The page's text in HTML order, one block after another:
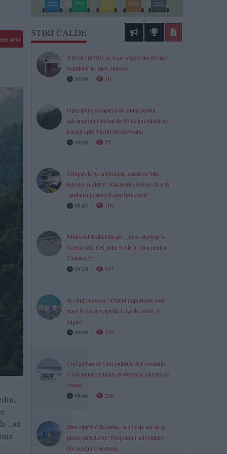
text
„un
STIRI CALDE
STEAG ROȘU pe toate plajele din Eforie!
Scăldatul în mare, interzis
10:04
10
Operațiune complexă în munți pentru
salvarea unui bărbat de 80 de ani rătăcit pe
traseul spre Vârful Moldoveanu
10:00
55
Echipaj de pe ambulanță, atacat cu bâte,
topoare şi pietre! Atacatorii credeau că ar fi
„ambulanţa neagră care fură copii”
09:47
109
Ministrul Radu Miruță - „8cm câștigați la
Cernavodă. Cel puțin 9 zile în plus pentru
Unitatea 2“
09:25
157
Te simți norocos? Premii importante sunt
puse în joc la tragerile Loto de astăzi, 9
august
09:06
158
Cod galben de vânt puternic la Constanța!
Unde puteți semnala problemele cauzate de
vreme
08:46
286
Ziua Marinei Române, la 124 de ani de la
prima sărbătorire! Programul activităților
din județul Constanța